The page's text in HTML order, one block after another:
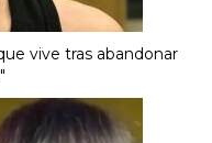
vive tras abandonar